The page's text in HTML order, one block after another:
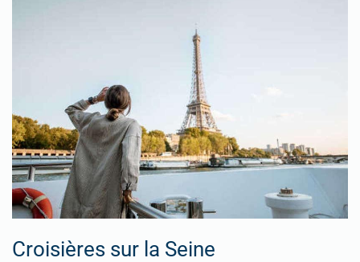
Croisières sur la Seine